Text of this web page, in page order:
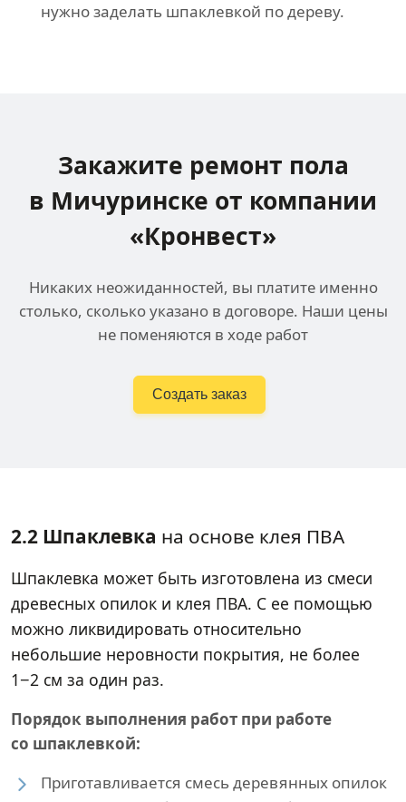
нужно заделать шпаклевкой по дереву.
Закажите ремонт пола
в Мичуринске от компании
«Кронвест»
Никаких неожиданностей, вы платите именно
столько, сколько указано в договоре. Наши цены
не поменяются в ходе работ
Создать заказ
2.2 Шпаклевка на основе клея ПВА
Шпаклевка может быть изготовлена из смеси
древесных опилок и клея ПВА. С ее помощью
можно ликвидировать относительно
небольшие неровности покрытия, не более
1−2 см за один раз.
Порядок выполнения работ при работе
со шпаклевкой:
Приготавливается смесь деревянных опилок